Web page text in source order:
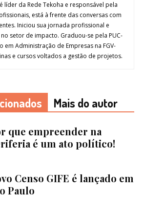
líder da Rede Tekoha e responsável pela
está à frente das conversas com
Iniciou sua jornada profissional e
setor de impacto. Graduou-se pela PUC-
em Administração de Empresas na FGV-
e cursos voltados a gestão de projetos.
Mais do autor
que empreender na
é um ato político!
Censo GIFE é lançado em
Paulo